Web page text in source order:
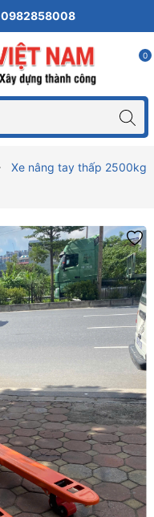
0982858008
0
Xe nâng tay thấp 2500kg